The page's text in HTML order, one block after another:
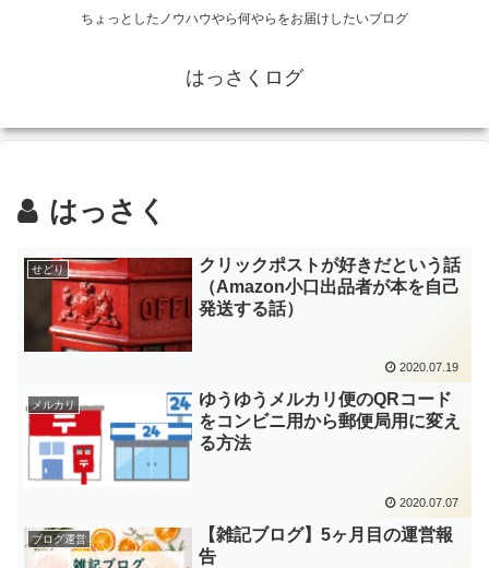
ちょっとしたノウハウやら何やらをお届けしたいブログ
はっさくログ
はっさく
せどり
クリックポストが好きだという話
（Amazon小口出品者が本を自己
発送する話）
2020.07.19
メルカリ
ゆうゆうメルカリ便のQRコード
をコンビニ用から郵便局用に変え
る方法
2020.07.07
ブログ運営
【雑記ブログ】5ヶ月目の運営報
告